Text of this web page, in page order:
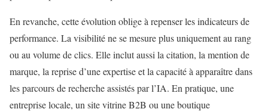
En revanche, cette évolution oblige à repenser les indicateurs de
performance. La visibilité ne se mesure plus uniquement au rang
ou au volume de clics. Elle inclut aussi la citation, la mention de
marque, la reprise d’une expertise et la capacité à apparaître dans
les parcours de recherche assistés par l’IA. En pratique, une
entreprise locale, un site vitrine B2B ou une boutique